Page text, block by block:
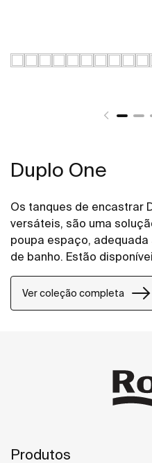
Duplo One
Os tanques de encastrar
versáteis, são uma
poupa espaço,
de banho. Estão
placas de acionamento.
Ver coleção completa
Produtos